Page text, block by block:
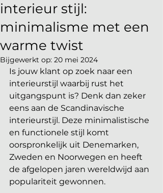
interieur stijl:
minimalisme met een
warme twist
Bijgewerkt op: 20 mei 2024
Is jouw klant op zoek naar een
interieurstijl waarbij rust het
uitgangspunt is? Denk dan zeker
eens aan de Scandinavische
interieurstijl. Deze minimalistische
en functionele stijl komt
oorspronkelijk uit Denemarken,
Zweden en Noorwegen en heeft
de afgelopen jaren wereldwijd aan
populariteit gewonnen.